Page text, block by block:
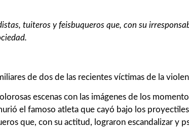
tuiteros y feisbuqueros que, con su
de dos de las recientes víctimas de la
escenas con las imágenes de los
el famoso atleta que cayó bajo los
que, con su actitud, lograron escandalizar y